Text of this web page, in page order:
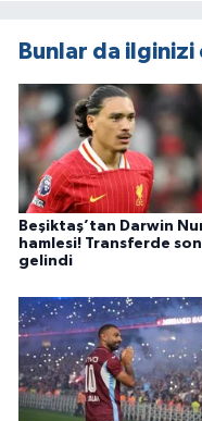
Bunlar da
Beşiktaş’tan Darwin
hamlesi! Transferde
gelindi